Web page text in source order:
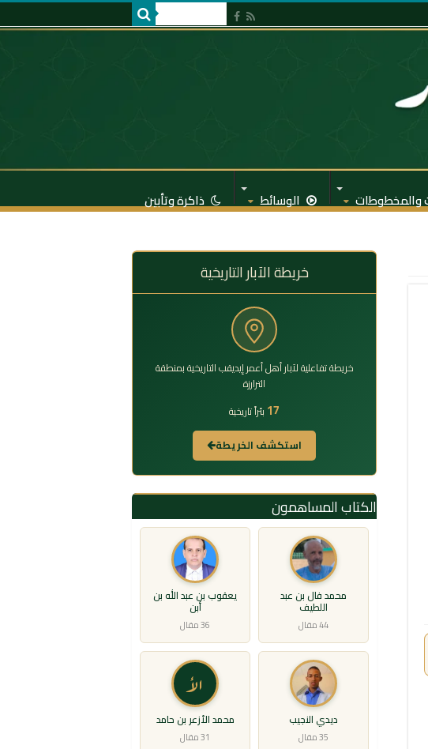
والمخطوطات الوسائط ذاكرة وتأبين
خريطة الآبار التاريخية
خريطة تفاعلية لآبار أهل أعمر إيديقب التاريخية بمنطقة
الترارزة
17 بئراً تاريخية
استكشف الخريطة
الكتاب المساهمون
محمد فال بن عبد
اللطيف
44 مقال
يعقوب بن عبد الله بن
أبن
36 مقال
ديدي النجيب
35 مقال
الأ
محمد الأزعر بن حامد
31 مقال